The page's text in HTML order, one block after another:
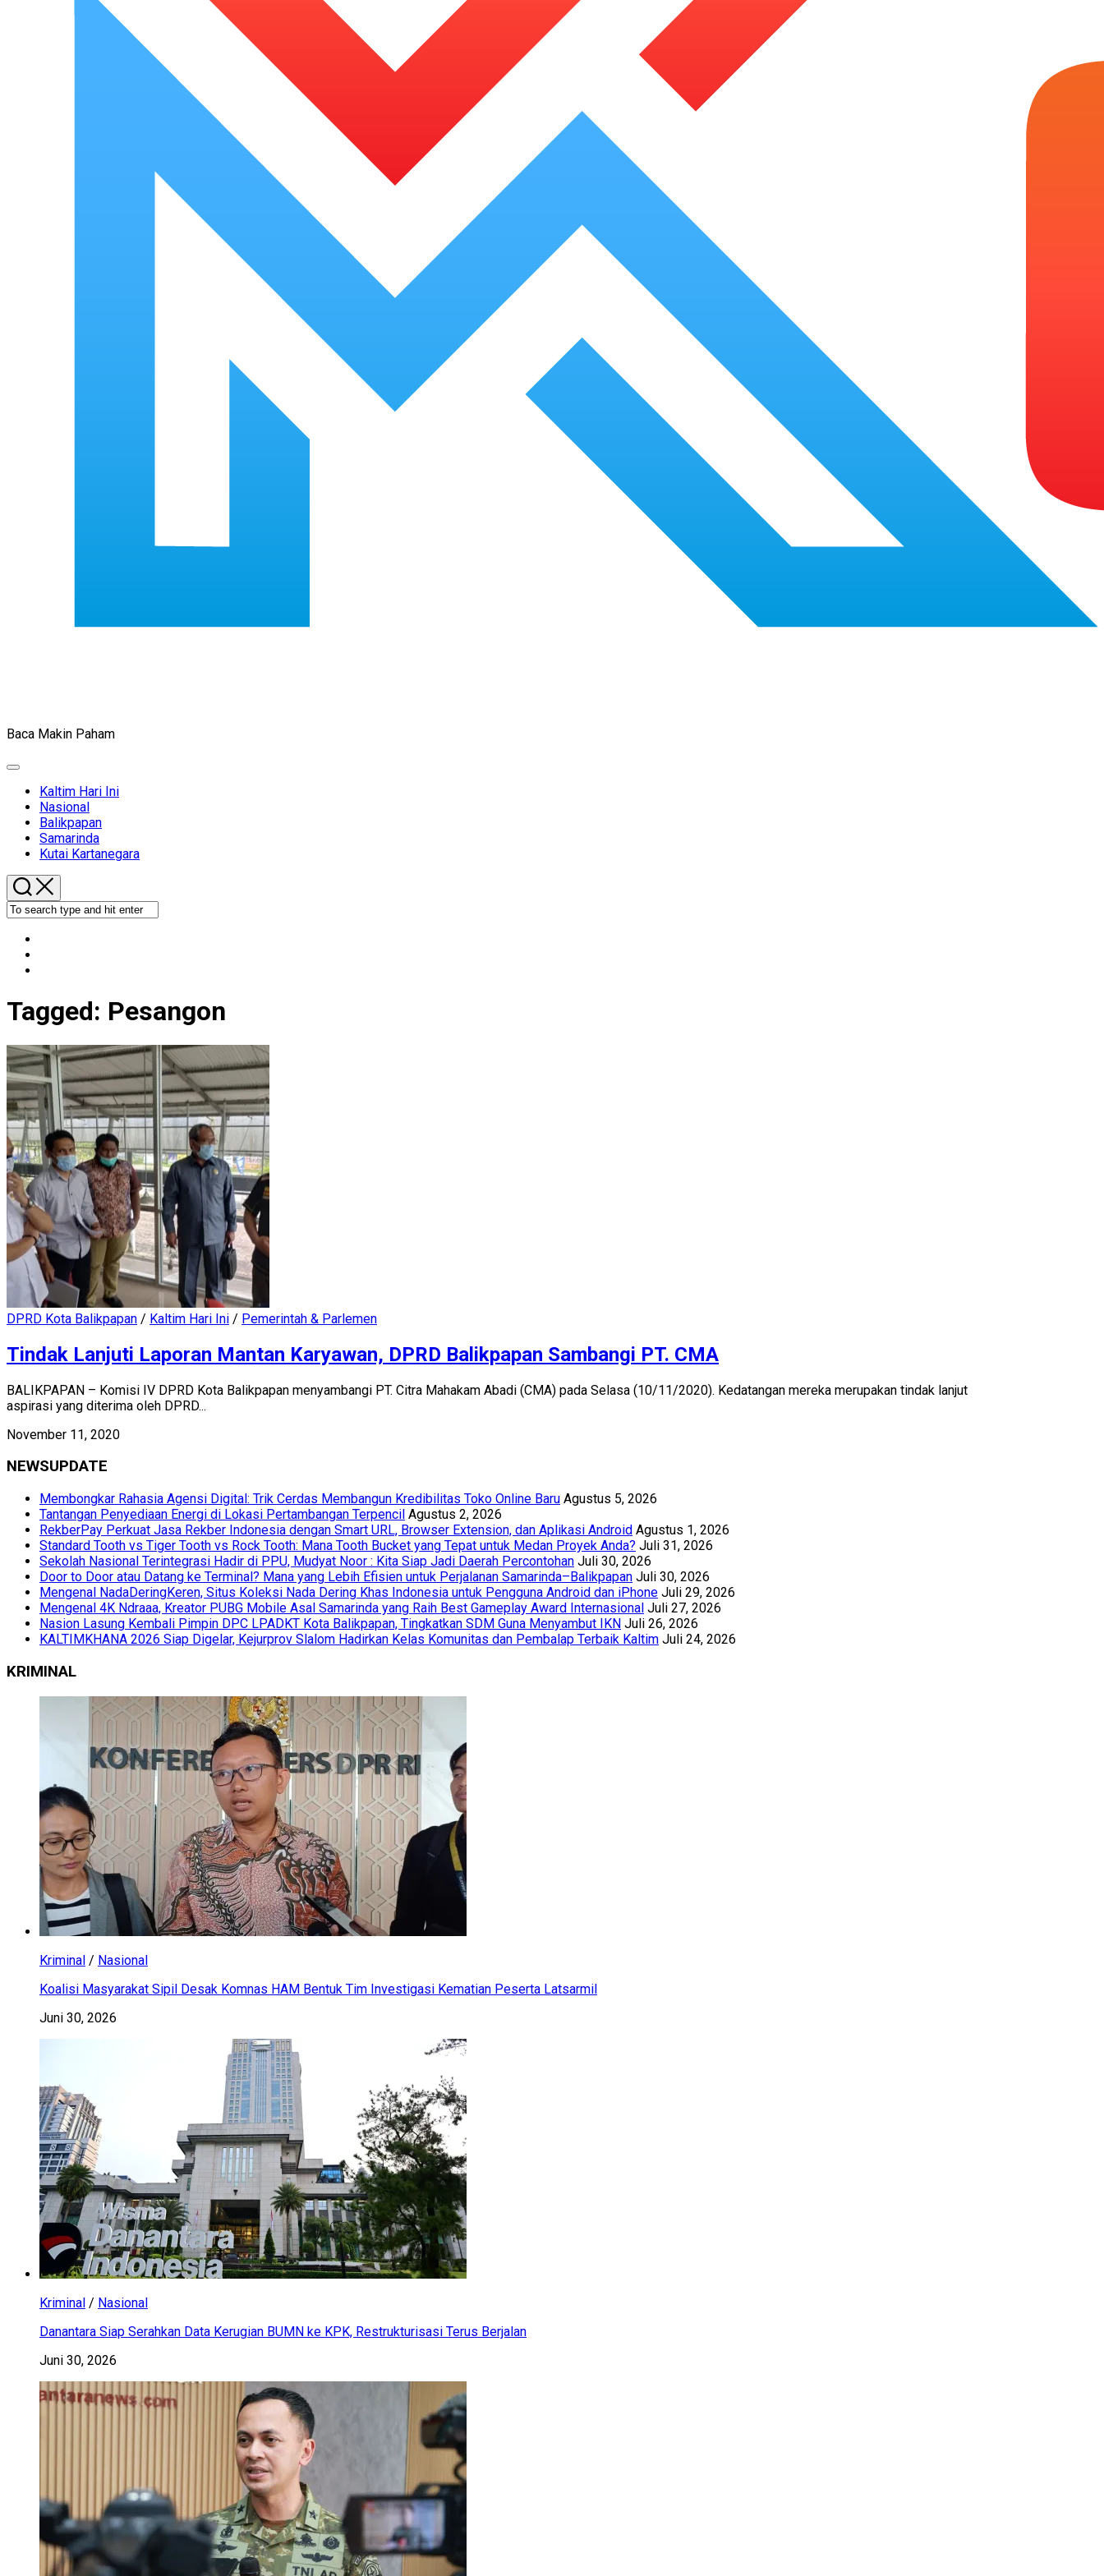
Baca Makin Paham
Expand
Kaltim Hari Ini
Nasional
Balikpapan
Samarinda
Kutai Kartanegara
Tagged: Pesangon
DPRD Kota Balikpapan / Kaltim Hari Ini / Pemerintah & Parlemen
Tindak Lanjuti Laporan Mantan Karyawan, DPRD Balikpapan Sambangi PT. CMA
BALIKPAPAN – Komisi IV DPRD Kota Balikpapan menyambangi PT. Citra Mahakam Abadi (CMA) pada Selasa (10/11/2020). Kedatangan mereka merupakan tindak lanjut
aspirasi yang diterima oleh DPRD...
November 11, 2020
NEWSUPDATE
Membongkar Rahasia Agensi Digital: Trik Cerdas Membangun Kredibilitas Toko Online Baru Agustus 5, 2026
Tantangan Penyediaan Energi di Lokasi Pertambangan Terpencil Agustus 2, 2026
RekberPay Perkuat Jasa Rekber Indonesia dengan Smart URL, Browser Extension, dan Aplikasi Android Agustus 1, 2026
Standard Tooth vs Tiger Tooth vs Rock Tooth: Mana Tooth Bucket yang Tepat untuk Medan Proyek Anda? Juli 31, 2026
Sekolah Nasional Terintegrasi Hadir di PPU, Mudyat Noor : Kita Siap Jadi Daerah Percontohan Juli 30, 2026
Door to Door atau Datang ke Terminal? Mana yang Lebih Efisien untuk Perjalanan Samarinda–Balikpapan Juli 30, 2026
Mengenal NadaDeringKeren, Situs Koleksi Nada Dering Khas Indonesia untuk Pengguna Android dan iPhone Juli 29, 2026
Mengenal 4K Ndraaa, Kreator PUBG Mobile Asal Samarinda yang Raih Best Gameplay Award Internasional Juli 27, 2026
Nasion Lasung Kembali Pimpin DPC LPADKT Kota Balikpapan, Tingkatkan SDM Guna Menyambut IKN Juli 26, 2026
KALTIMKHANA 2026 Siap Digelar, Kejurprov Slalom Hadirkan Kelas Komunitas dan Pembalap Terbaik Kaltim Juli 24, 2026
KRIMINAL
Kriminal / Nasional
Koalisi Masyarakat Sipil Desak Komnas HAM Bentuk Tim Investigasi Kematian Peserta Latsarmil
Juni 30, 2026
Kriminal / Nasional
Danantara Siap Serahkan Data Kerugian BUMN ke KPK, Restrukturisasi Terus Berjalan
Juni 30, 2026